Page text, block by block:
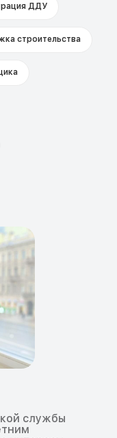
ДДУ
строительства
службы